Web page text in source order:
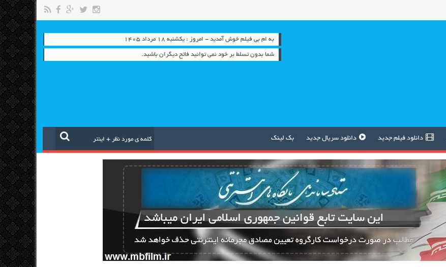
به ام بی فیلم خوش آمدید - امروز : یکشنبه ۱۸ مرداد ۱۴۰۵
شما بدون تسلط بر خود نمی توانید فاتح دیگران باشید.
دانلود فیلم جدید دانلود سریال جدید بک لینک